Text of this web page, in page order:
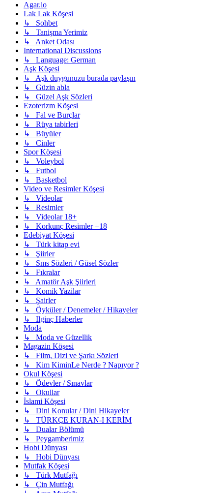
Agar.io
Lak Lak Köşesi
↳ Sohbet
↳ Tanişma Yerimiz
↳ Anket Odası
International Discussions
↳ Language: German
Aşk Köşesi
↳ Aşk duygunuzu burada paylaşın
↳ Güzin abla
↳ Güzel Aşk Sözleri
Ezoterizm Köşesi
↳ Fal ve Burçlar
↳ Rüya tabirleri
↳ Büyüler
↳ Cinler
Spor Köşesi
↳ Voleybol
↳ Futbol
↳ Basketbol
Video ve Resimler Köşesi
↳ Videolar
↳ Resimler
↳ Videolar 18+
↳ Korkunç Resimler +18
Edebiyat Köşesi
↳ Türk kitap evi
↳ Şiirler
↳ Sms Sözleri / Güsel Sözler
↳ Fıkralar
↳ Amatör Aşk Şiirleri
↳ Komik Yazilar
↳ Şairler
↳ Öyküler / Denemeler / Hikayeler
↳ Ilginç Haberler
Moda
↳ Moda ve Güzellik
Magazin Köşesi
↳ Film, Dizi ve Şarkı Sözleri
↳ Kim KiminLe Nerde ? Napıyor ?
Okul Köşesi
↳ Ödevler / Sınavlar
↳ Okullar
İslami Köşesi
↳ Dini Konular / Dini Hikayeler
↳ TÜRKÇE KURAN-I KERİM
↳ Dualar Bölümü
↳ Peygamberimiz
Hobi Dünyası
↳ Hobi Dünyası
Mutfak Köşesi
↳ Türk Mutfağı
↳ Çin Mutfağı